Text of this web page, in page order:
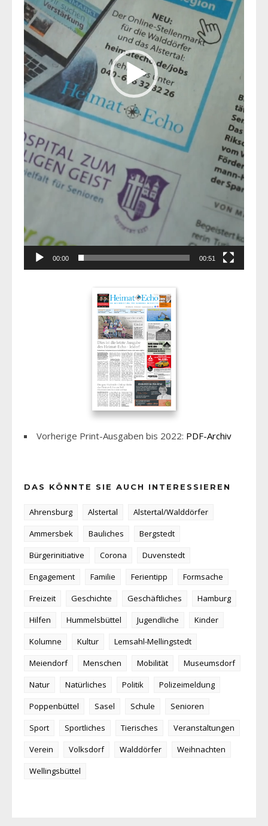
00:00 00:51
Vorherige Print-Ausgaben bis 2022: PDF-Archiv
DAS KÖNNTE SIE AUCH INTERESSIEREN
Ahrensburg Alstertal
Alstertal/Walddörfer
Ammersbek
Bauliches
Bergstedt
Bürgerinitiative
Corona
Duvenstedt
Engagement
Familie Ferientipp
Formsache
Freizeit
Geschichte Geschäftliches
Hamburg
Hilfen
Hummelsbüttel Jugendliche
Kinder
Kolumne
Kultur
Lemsahl-Mellingstedt
Meiendorf
Menschen Mobilität
Museumsdorf
Natur
Natürliches Politik
Polizeimeldung
Poppenbüttel
Sasel Schule
Senioren
Sport
Sportliches Tierisches
Veranstaltungen
Verein
Volksdorf Walddörfer
Weihnachten
Wellingsbüttel